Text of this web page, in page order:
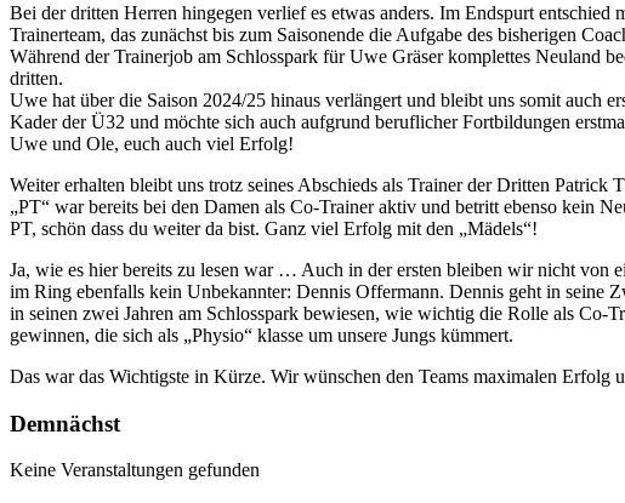
Bei der dritten Herren hingegen verlief es etwas anders. Im Endspurt
Trainerteam, das zunächst bis zum Saisonende die Aufgabe des bisherigen
Während der Trainerjob am Schlosspark für Uwe Gräser komplettes Neuland
dritten.
Uwe hat über die Saison 2024/25 hinaus verlängert und bleibt uns somit auch
Kader der Ü32 und möchte sich auch aufgrund beruflicher Fortbildungen
Uwe und Ole, euch auch viel Erfolg!
Weiter erhalten bleibt uns trotz seines Abschieds als Trainer der Dritten
„PT“ war bereits bei den Damen als Co-Trainer aktiv und betritt ebenso kein
PT, schön dass du weiter da bist. Ganz viel Erfolg mit den „Mädels“!
Ja, wie es hier bereits zu lesen war … Auch in der ersten bleiben wir nicht von
im Ring ebenfalls kein Unbekannter: Dennis Offermann. Dennis geht in seine
in seinen zwei Jahren am Schlosspark bewiesen, wie wichtig die Rolle als
gewinnen, die sich als „Physio“ klasse um unsere Jungs kümmert.
Das war das Wichtigste in Kürze. Wir wünschen den Teams maximalen
Demnächst
Keine Veranstaltungen gefunden